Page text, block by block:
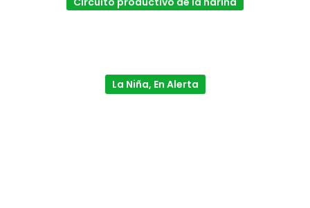
La Niña, En Alerta